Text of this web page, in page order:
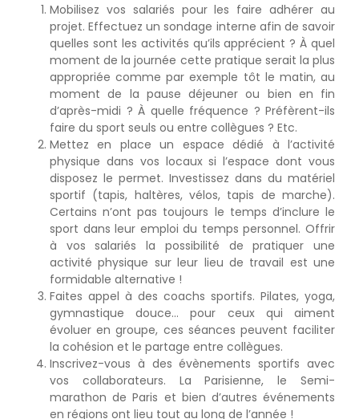
Mobilisez vos salariés pour les faire adhérer au
projet. Effectuez un sondage interne afin de savoir
quelles sont les activités qu’ils apprécient ? À quel
moment de la journée cette pratique serait la plus
appropriée comme par exemple tôt le matin, au
moment de la pause déjeuner ou bien en fin
d’après-midi ? À quelle fréquence ? Préfèrent-ils
faire du sport seuls ou entre collègues ? Etc.
Mettez en place un espace dédié à l’activité
physique dans vos locaux si l’espace dont vous
disposez le permet. Investissez dans du matériel
sportif (tapis, haltères, vélos, tapis de marche).
Certains n’ont pas toujours le temps d’inclure le
sport dans leur emploi du temps personnel. Offrir
à vos salariés la possibilité de pratiquer une
activité physique sur leur lieu de travail est une
formidable alternative !
Faites appel à des coachs sportifs. Pilates, yoga,
gymnastique douce… pour ceux qui aiment
évoluer en groupe, ces séances peuvent faciliter
la cohésion et le partage entre collègues.
Inscrivez-vous à des évènements sportifs avec
vos collaborateurs. La Parisienne, le Semi-
marathon de Paris et bien d’autres événements
en régions ont lieu tout au long de l’année !